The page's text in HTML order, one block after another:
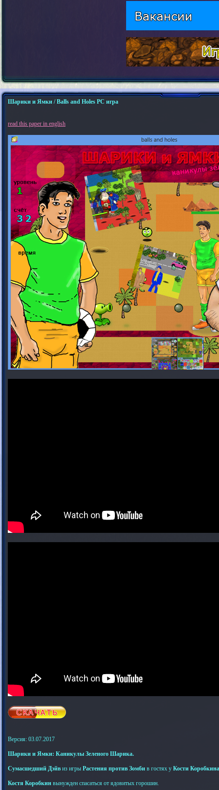
Шарики и Ямки / Balls and Holes PC игра
read this paper in english
Версия: 03.07.2017
Шарики и Ямки: Каникулы Зеленого Шарика.
Сумасшедший Дэйв из игры Растения против Зомби в гостях у Кости Коробкина
Костя Коробкин вынужден спасаться от ядовитых горошин.